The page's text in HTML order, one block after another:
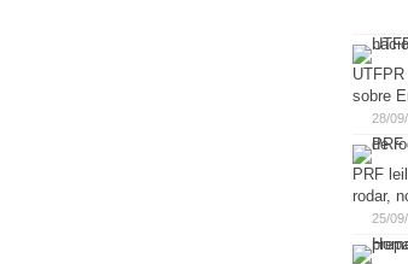
sobre
28/
PRF
rodar,
25/